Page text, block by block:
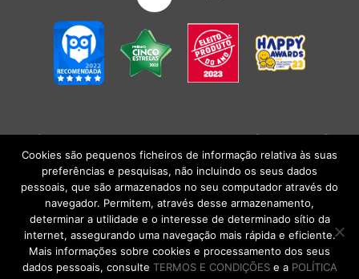
POLÍTICA DE PRIVACIDADE|TERMOS E CONDIÇÕESlCONDIÇÕES
GERAIS DE VENDA| Alberto Oculista, SA 2026. Todos os direitos reservados.
Cookies são pequenos ficheiros de informação relativa às suas
preferências e pesquisas, não incluindo os seus dados
pessoais, que são armazenados no seu computador através do
navegador. Permitem, através desse armazenamento,
determinar a utilidade e o interesse de determinado sítio da
internet, assegurando uma navegação mais rápida e eficiente.
Mais informações sobre cookies e processamento dos seus
dados pessoais, consulte TERMOS E CONDIÇÕESe a POLÍTICA